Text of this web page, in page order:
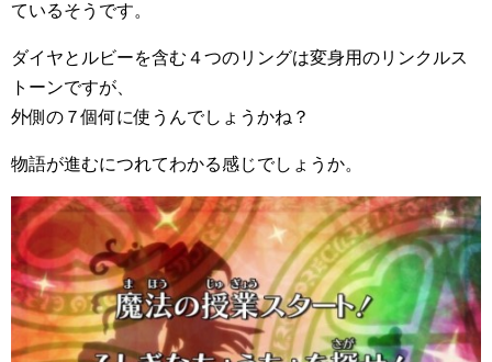
ているそうです。
ダイヤとルビーを含む４つのリングは変身用のリンクルス
トーンですが、
外側の７個何に使うんでしょうかね？
物語が進むにつれてわかる感じでしょうか。